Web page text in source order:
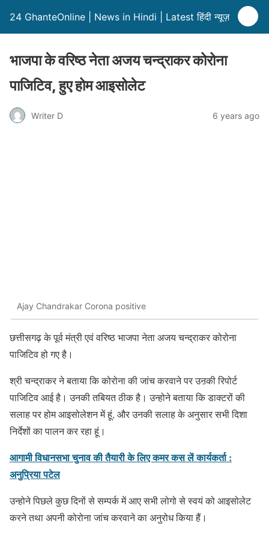
24 GhanteOnline | News in Hindi | Latest हिंदी न्यूज़
भाजपा के वरिष्ठ नेता अजय चन्द्राकर कोरोना
पाजिटिव, हुए होम आइसोलेट
Writer D 6 years ago
Ajay Chandrakar Corona positive
छत्तीसगढ़ के पूर्व मंत्री एवं वरिष्ठ भाजपा नेता अजय चन्द्राकर कोरोना
पाजिटिव हो गए है।
श्री चन्द्राकर ने बताया कि कोरोना की जांच करवाने पर उऩकी रिपोर्ट
पाजिटिव आई है। उनकी तबियत ठीक है। उन्होने बताया कि डाक्टरों की
सलाह पर होम आइसोलेशन में हूं, और उनकी सलाह के अनुसार सभी दिशा
निर्देशों का पालन कर रहा हूं।
आगामी विधानसभा चुनाव की तैयारी के लिए कमर कस लें कार्यकर्ता :
अनुप्रिया पटेल
उन्होने पिछले कुछ दिनों से सम्पर्क में आए सभी लोगो से स्वयं को आइसोलेट
करने तथा अपनी कोरोना जांच करवाने का अनुरोध किया हैं।